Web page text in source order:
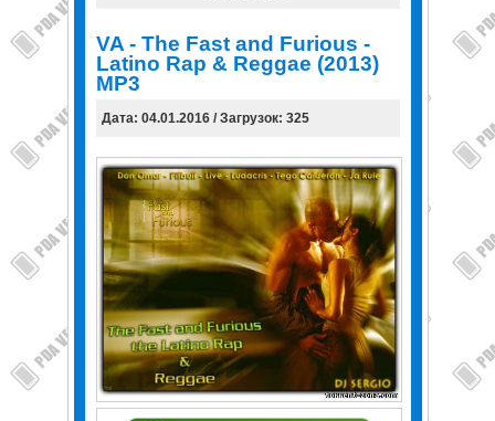
VA - The Fast and Furious -
Latino Rap & Reggae (2013)
MP3
Дата: 04.01.2016 / Загрузок: 325